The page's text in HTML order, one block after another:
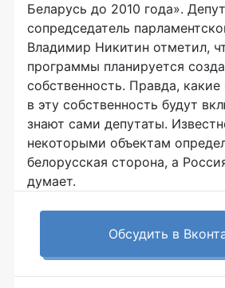
Беларусь до 2010 года».
сопредседатель
Владимир Никитин отметил,
программы планируется
собственность. Правда,
в эту собственность будут
знают сами депутаты.
некоторыми объектам
белорусская сторона, а
думает.
Обсудить в